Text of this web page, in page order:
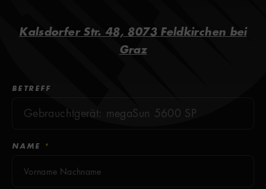
Kalsdorfer Str. 48, 8073 Feldkirchen bei
Graz
Kontaktformular
BETREFF
NAME *